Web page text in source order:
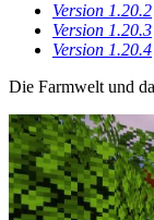
Version 1.20.2
Version 1.20.3
Version 1.20.4
Die Farmwelt und